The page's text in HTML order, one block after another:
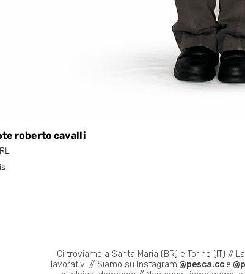
roberto cavalli
Ci troviamo a Santa Maria (BR) e Torino (IT) //
lavorativi // Siamo su Instagram @pesca.cc e